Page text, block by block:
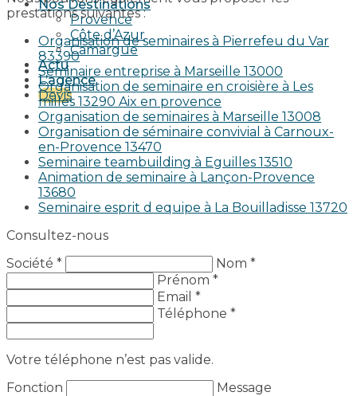
Nos Destinations
Provence
Côte d’Azur
Camargue
Actu
L’agence
Devis
prestations suivantes :
Organisation de seminaires à Pierrefeu du Var
83390
Seminaire entreprise à Marseille 13000
Organisation de seminaire en croisière à Les
milles 13290 Aix en provence​
Organisation de seminaires à Marseille 13008
Organisation de séminaire convivial à Carnoux-
en-Provence 13470
Seminaire teambuilding à Eguilles 13510
Animation de seminaire à Lançon-Provence
13680
Seminaire esprit d equipe à La Bouilladisse 13720
Consultez-nous
Société *
Nom *
Prénom *
Email *
Téléphone *
Votre téléphone n’est pas valide.
Fonction
Message